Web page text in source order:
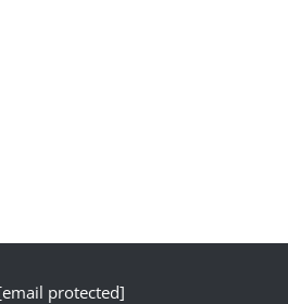
protected]